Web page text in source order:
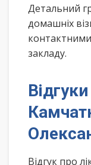
Детальний
домашніх
закладу.
Відгук про